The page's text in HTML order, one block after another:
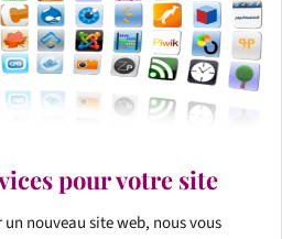
pour votre site
nouveau site web, nous vous